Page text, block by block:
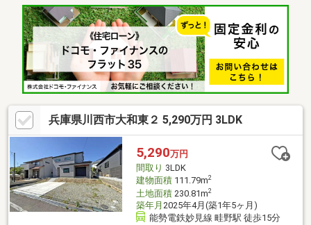
ご来場も可能です。・キッズスペースもございますので、小さな
お子様がいらっしゃるご家族もお気軽にご来場ください。【営業
日】定休日はございません。水曜日も営業しております。【営業
時間】10：00～19：00※上記時間はお電話が繋がりやすくなって
おります。・物件担当、リフォーム担当、ローン担当がチームと
なりお客様をサポートします。
兵庫県川西市大和東２ 5,290万円 3LDK
5,290万円
間取り 3LDK
建物面積111.79m2
土地面積230.81m2
築年月 2025年4月(築1年5ヶ月)
能勢電鉄妙見線 畦野駅 徒歩15分